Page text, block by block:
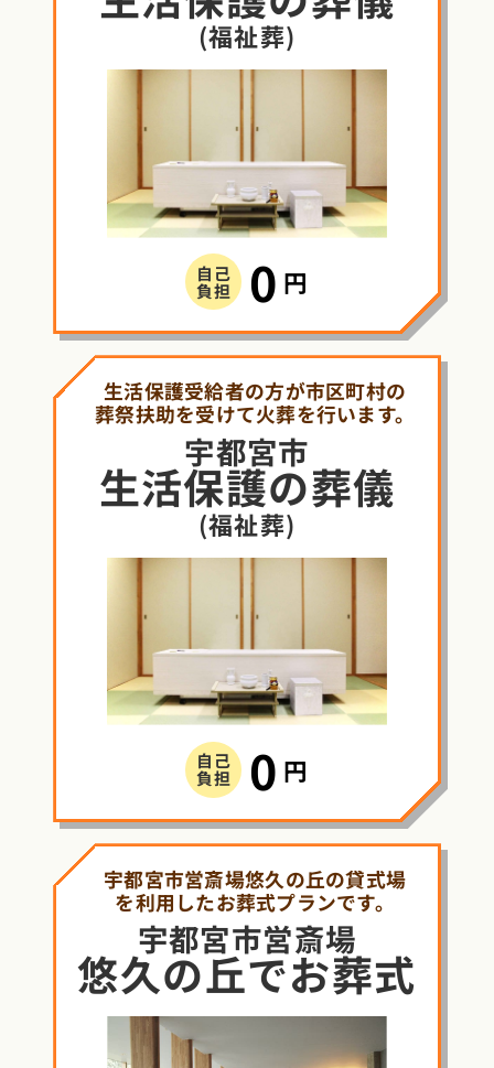
(福祉葬)
自己
負担 0 円
生活保護受給者の方が市区町村の
葬祭扶助を受けて火葬を行います。
宇都宮市
生活保護の葬儀
(福祉葬)
自己
負担 0 円
宇都宮市営斎場悠久の丘の貸式場
を利用したお葬式プランです。
宇都宮市営斎場
悠久の丘でお葬式